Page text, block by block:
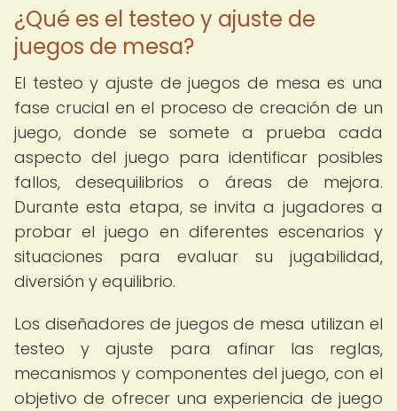
¿Qué es el testeo y ajuste de
juegos de mesa?
El testeo y ajuste de juegos de mesa es una
fase crucial en el proceso de creación de un
juego, donde se somete a prueba cada
aspecto del juego para identificar posibles
fallos, desequilibrios o áreas de mejora.
Durante esta etapa, se invita a jugadores a
probar el juego en diferentes escenarios y
situaciones para evaluar su jugabilidad,
diversión y equilibrio.
Los diseñadores de juegos de mesa utilizan el
testeo y ajuste para afinar las reglas,
mecanismos y componentes del juego, con el
objetivo de ofrecer una experiencia de juego